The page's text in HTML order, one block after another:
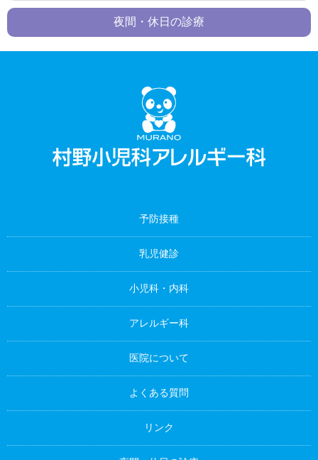
夜間・休日の診療
予防接種
乳児健診
小児科・内科
アレルギー科
医院について
よくある質問
リンク